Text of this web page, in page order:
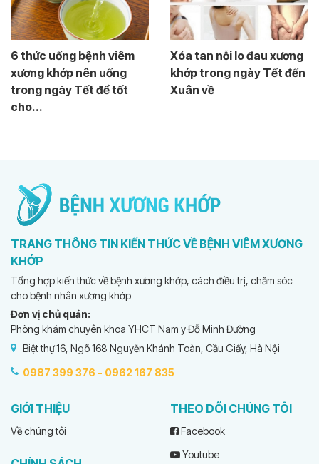
6 thức uống bệnh viêm
xương khớp nên uống
trong ngày Tết để tốt
cho...
Xóa tan nỗi lo đau xương
khớp trong ngày Tết đến
Xuân về
TRANG THÔNG TIN KIẾN THỨC VỀ BỆNH VIÊM XƯƠNG
KHỚP
Tổng hợp kiến thức về bệnh xương khớp, cách điều trị, chăm sóc
cho bệnh nhân xương khớp
Đơn vị chủ quản:
Phòng khám chuyên khoa YHCT Nam y Đỗ Minh Đường
Biệt thự 16, Ngõ 168 Nguyễn Khánh Toàn, Cầu Giấy, Hà Nội
0987 399 376 - 0962 167 835
GIỚI THIỆU
Về chúng tôi
THEO DÕI CHÚNG TÔI
Facebook
Youtube